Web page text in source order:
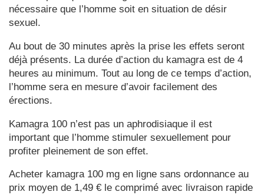
nécessaire que l’homme soit en situation de désir
sexuel.
Au bout de 30 minutes après la prise les effets seront
déjà présents. La durée d’action du kamagra est de 4
heures au minimum. Tout au long de ce temps d’action,
l’homme sera en mesure d’avoir facilement des
érections.
Kamagra 100 n’est pas un aphrodisiaque il est
important que l’homme stimuler sexuellement pour
profiter pleinement de son effet.
Acheter kamagra 100 mg en ligne sans ordonnance au
prix moyen de 1,49 € le comprimé avec livraison rapide